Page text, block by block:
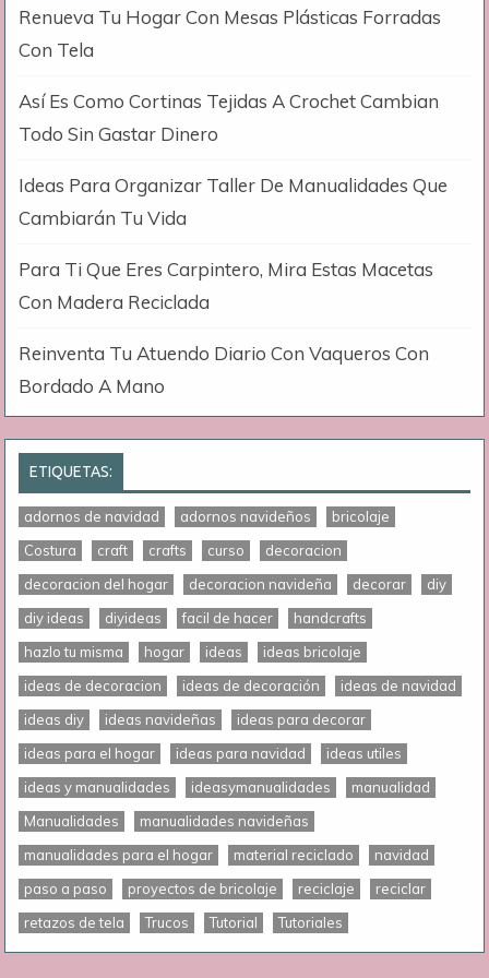
Renueva Tu Hogar Con Mesas Plásticas Forradas
Con Tela
Así Es Como Cortinas Tejidas A Crochet Cambian
Todo Sin Gastar Dinero
Ideas Para Organizar Taller De Manualidades Que
Cambiarán Tu Vida
Para Ti Que Eres Carpintero, Mira Estas Macetas
Con Madera Reciclada
Reinventa Tu Atuendo Diario Con Vaqueros Con
Bordado A Mano
ETIQUETAS:
adornos de navidad adornos navideños
bricolaje
Costura
craft crafts curso
decoracion
decoracion del hogar
decoracion navideña decorar
diy
diy ideas
diyideas facil de hacer
handcrafts
hazlo tu misma
hogar ideas
ideas bricolaje
ideas de decoracion
ideas de decoración
ideas de navidad
ideas diy
ideas navideñas
ideas para decorar
ideas para el hogar
ideas para navidad
ideas utiles
ideas y manualidades
ideasymanualidades
manualidad
Manualidades
manualidades navideñas
manualidades para el hogar
material reciclado
navidad
paso a paso
proyectos de bricolaje reciclaje
reciclar
retazos de tela
Trucos Tutorial Tutoriales